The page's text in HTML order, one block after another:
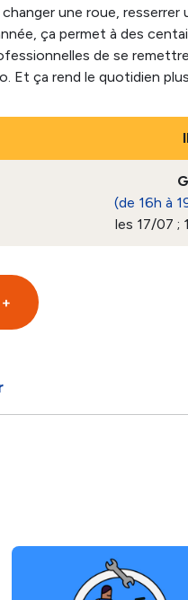
une roue,
ça permet à des
de se
Et ça rend le quotidien
(de 16h à
les 17/07 ;